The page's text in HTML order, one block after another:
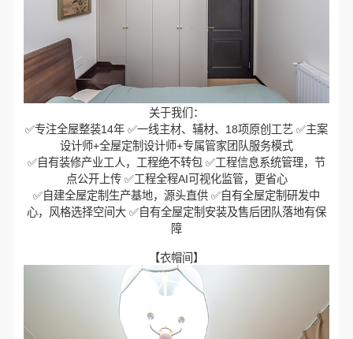
关于我们：
✅专注全屋整装14年 ✅一线主材、辅材、18项原创工艺 ✅主案
设计师+全屋定制设计师+专属管家团队服务模式
✅自有装修产业工人，工程绝不转包 ✅工程信息系统管理，节
点公开上传 ✅工程全程AI可视化监管，更省心
✅自建全屋定制生产基地，源头直供 ✅自有全屋定制研发中
心，风格选择空间大 ✅自有全屋定制安装及售后团队落地有保
障
【衣帽间】